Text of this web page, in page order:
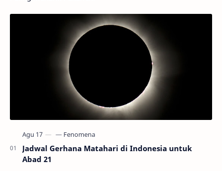
Jadwal Gerhana Matahari di Indonesia untuk
Abad 21